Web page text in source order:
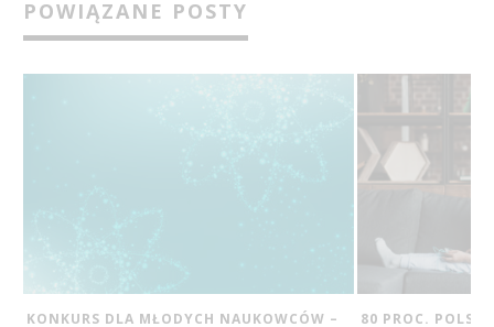
POWIĄZANE POSTY
80 PROC. POLSKICH DZIECI MA SWOJEGO
JAK REWOLUCJA